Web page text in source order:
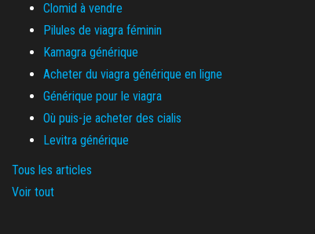
Clomid à vendre
Pilules de viagra féminin
Kamagra générique
Acheter du viagra générique en ligne
Générique pour le viagra
Où puis-je acheter des cialis
Levitra générique
Tous les articles
Voir tout